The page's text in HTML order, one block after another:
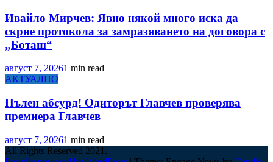
Ивайло Мирчев: Явно някой много иска да
скрие протокола за замразяването на договора с
„Боташ“
август 7, 20261 min read
АКТУАЛНО
Пълен абсурд! Одиторът Главчев проверява
премиера Главчев
август 7, 20261 min read
All Rights Reserved 2021.